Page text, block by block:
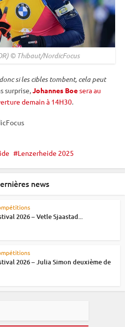
© Thibaut/NordicFocus
si les cibles tombent, cela peut
surprise, Johannes Boesera au
demain à 14H30
Lenzerheide 2025
news
2026 – Vetle Sjaastad...
2026 – Julia Simon deuxième de